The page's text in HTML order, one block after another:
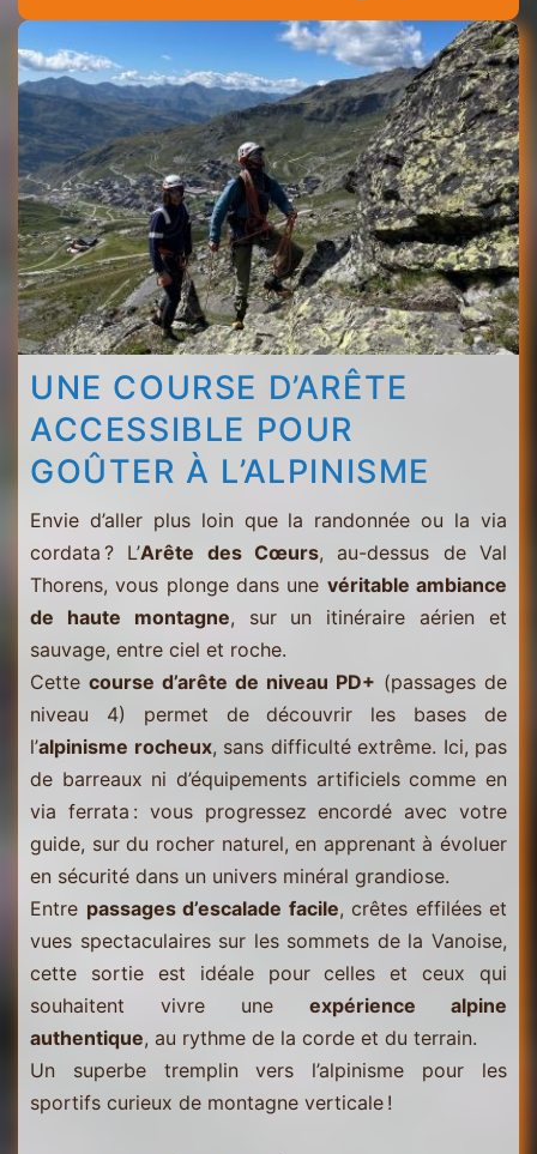
Menuires
-
Val
Thorens
UNE COURSE D’ARÊTE
ACCESSIBLE POUR
GOÛTER À L’ALPINISME
Envie d’aller plus loin que la randonnée ou la via
cordata ? L’Arête des Cœurs, au-dessus de Val
Thorens, vous plonge dans une véritable ambiance
de haute montagne, sur un itinéraire aérien et
sauvage, entre ciel et roche.
Cette course d’arête de niveau PD+ (passages de
niveau 4) permet de découvrir les bases de
l’alpinisme rocheux, sans difficulté extrême. Ici, pas
de barreaux ni d’équipements artificiels comme en
via ferrata : vous progressez encordé avec votre
guide, sur du rocher naturel, en apprenant à évoluer
en sécurité dans un univers minéral grandiose.
Entre passages d’escalade facile, crêtes effilées et
vues spectaculaires sur les sommets de la Vanoise,
cette sortie est idéale pour celles et ceux qui
souhaitent vivre une expérience alpine
authentique, au rythme de la corde et du terrain.
Un superbe tremplin vers l’alpinisme pour les
sportifs curieux de montagne verticale !